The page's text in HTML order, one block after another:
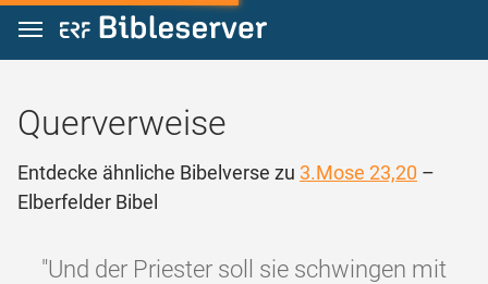
Zum Inhalt springen
Querverweise
Entdecke ähnliche Bibelverse zu 3.Mose 23,20 –
Elberfelder Bibel
"Und der Priester soll sie schwingen mit